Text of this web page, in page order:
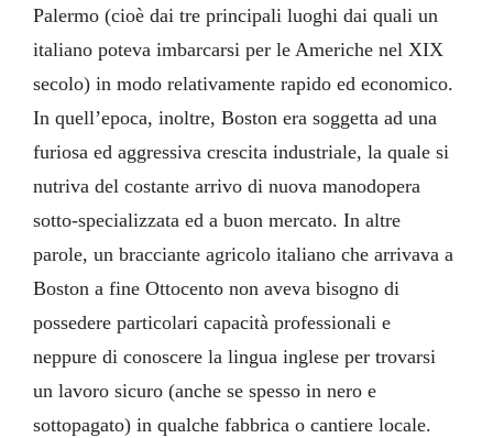
Palermo (cioè dai tre principali luoghi dai quali un
italiano poteva imbarcarsi per le Americhe nel XIX
secolo) in modo relativamente rapido ed economico.
In quell’epoca, inoltre, Boston era soggetta ad una
furiosa ed aggressiva crescita industriale, la quale si
nutriva del costante arrivo di nuova manodopera
sotto-specializzata ed a buon mercato. In altre
parole, un bracciante agricolo italiano che arrivava a
Boston a fine Ottocento non aveva bisogno di
possedere particolari capacità professionali e
neppure di conoscere la lingua inglese per trovarsi
un lavoro sicuro (anche se spesso in nero e
sottopagato) in qualche fabbrica o cantiere locale.